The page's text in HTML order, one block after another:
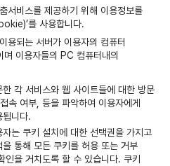
서비스를 제공하기 위해 이용정보를
를 사용합니다.
되는 서버가 이용자의 컴퓨터
며 이용자들의 PC 컴퓨터내의
각 서비스와 웹 사이트들에 대한 방문
속 여부, 등을 파악하여 이용자에게
됩니다.
는 쿠키 설치에 대한 선택권을 가지고
통해 모든 쿠키를 허용 또는 거부
을 거치도록 할 수 있습니다. 쿠키